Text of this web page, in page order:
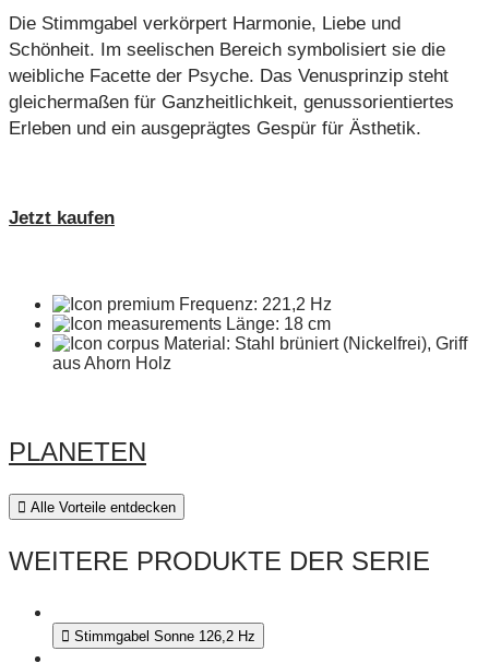
Die Stimmgabel verkörpert Harmonie, Liebe und
Schönheit. Im seelischen Bereich symbolisiert sie die
weibliche Facette der Psyche. Das Venusprinzip steht
gleichermaßen für Ganzheitlichkeit, genussorientiertes
Erleben und ein ausgeprägtes Gespür für Ästhetik.
Jetzt kaufen
Frequenz: 221,2 Hz
Länge: 18 cm
Material: Stahl brüniert (Nickelfrei), Griff
aus Ahorn Holz
PLANETEN
Alle Vorteile entdecken
WEITERE PRODUKTE DER SERIE
Stimmgabel Sonne 126,2 Hz